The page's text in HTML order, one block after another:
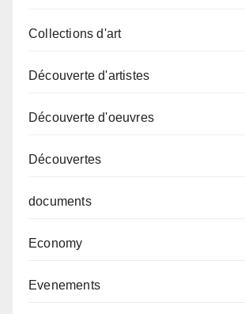
Collections d'art
Découverte d'artistes
Découverte d'oeuvres
Découvertes
documents
Economy
Evenements